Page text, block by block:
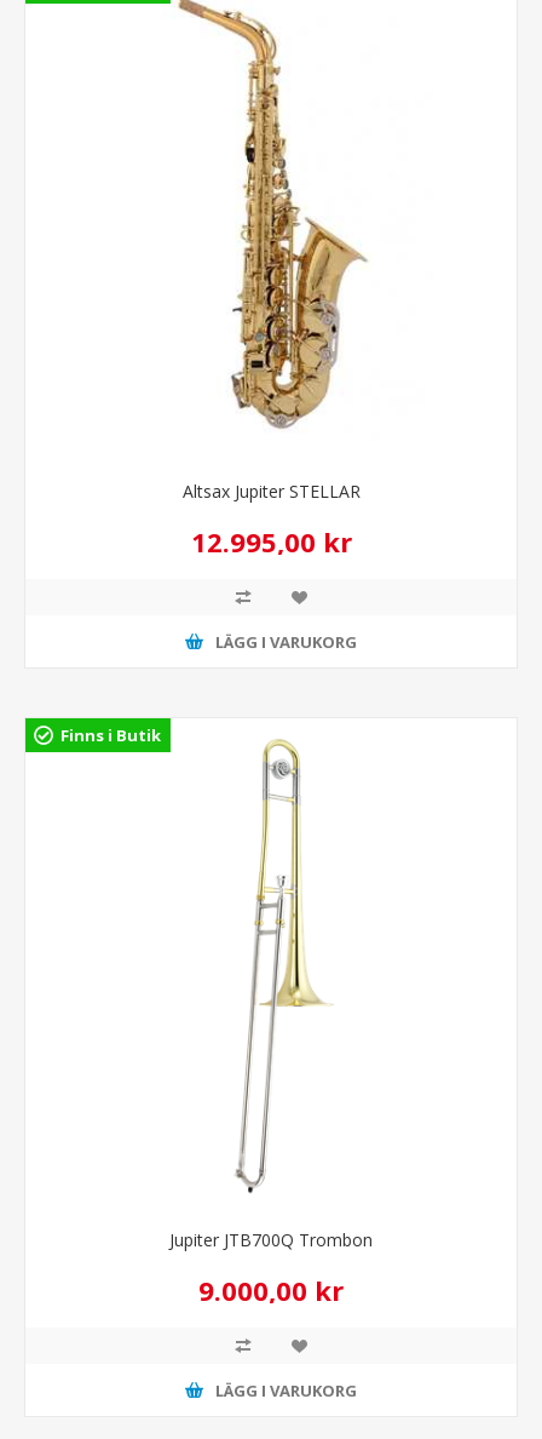
Altsax Jupiter STELLAR
12.995,00 kr
LÄGG I VARUKORG
Finns i Butik
Jupiter JTB700Q Trombon
9.000,00 kr
LÄGG I VARUKORG